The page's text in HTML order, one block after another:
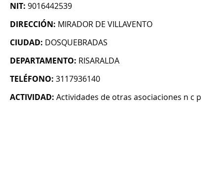
NIT: 9016442539
DIRECCIÓN: MIRADOR DE VILLAVENTO
CIUDAD: DOSQUEBRADAS
DEPARTAMENTO: RISARALDA
TELÉFONO: 3117936140
ACTIVIDAD: Actividades de otras asociaciones n c p